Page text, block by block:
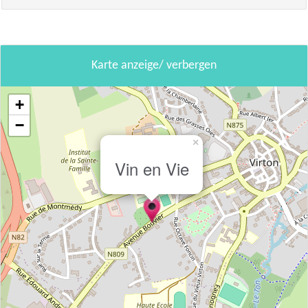
Karte anzeige/ verbergen
Vin en Vie
×
+
−